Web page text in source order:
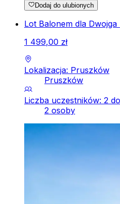
Dodaj do ulubionych
Lot Balonem dla
1 499,00 zł
Lokalizacja: Pruszków
Pruszków
Liczba uczestników: 2
2 osoby